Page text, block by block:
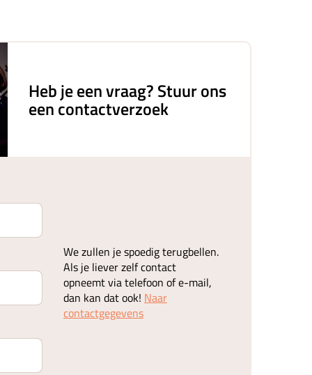
Heb je een vraag? Stuur ons
een contactverzoek
We zullen je spoedig terugbellen.
Als je liever zelf contact
opneemt via telefoon of e-mail,
dan kan dat ook! Naar
contactgegevens